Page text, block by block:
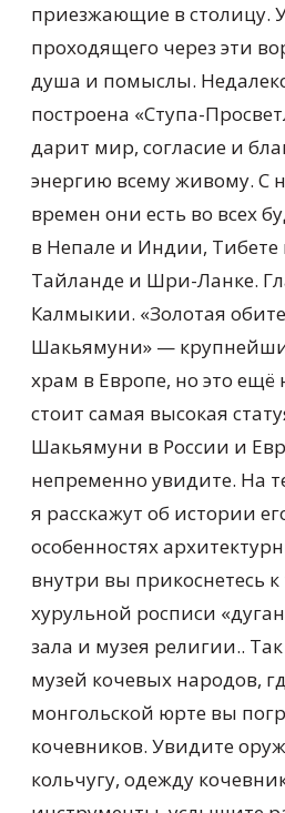
приезжающие в столицу.
проходящего через эти
душа и помыслы.
построена «Ступа-
дарит мир, согласие и
энергию всему живому. С
времен они есть во всех
в Непале и Индии, Тибете
Тайланде и Шри-Ланке.
Калмыкии. «Золотая
Шакьямуни» —
храм в Европе, но это ещё
стоит самая высокая
Шакьямуни в России и
непременно увидите. На
я расскажут об истории
особенностях
внутри вы прикоснетесь
хурульной росписи
зала и музея религии..
музей кочевых народов,
монгольской юрте вы
кочевников. Увидите
кольчугу, одежду